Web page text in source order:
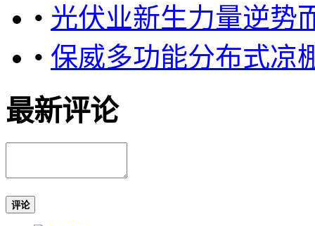
• 光伏业新生力量逆势
• 保威多功能分布式凉
最新评论
评论